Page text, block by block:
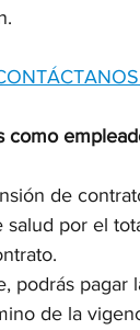
como
de
salud por el
podrás pagar
de la